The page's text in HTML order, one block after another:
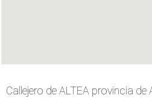
Callejero de ALTEA provincia